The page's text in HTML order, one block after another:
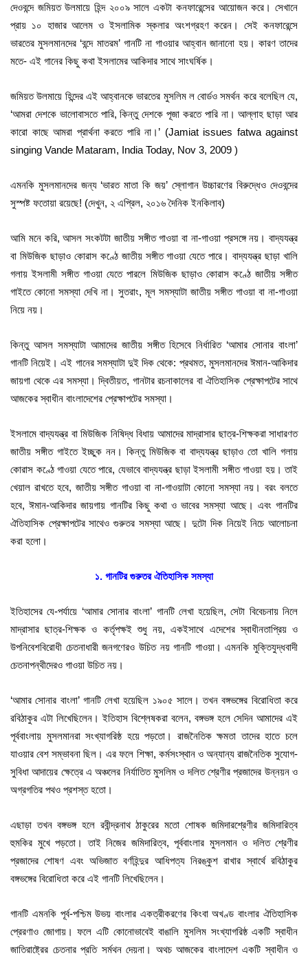
দেওবন্দে জমিয়ত উলমায়ে হিন্দ ২০০৯ সালে একটা কনফারেন্সের আয়োজন করে। সেখানে
প্রায় ১০ হাজার আলেম ও ইসলামিক স্কলার অংশগ্রহণ করেন। সেই কনফারেন্সে
ভারতের মুসলমানদের ‘বন্দে মাতরম’ গানটি না গাওয়ার আহ্বান জানানো হয়। কারণ তাদের
মতে- এই গানের কিছু কথা ইসলামের আকিদার সাথে সাংঘর্ষিক।
জমিয়ত উলমায়ে হিন্দের এই আহ্বানকে ভারতের মুসলিম ল বোর্ডও সমর্থন করে বলেছিল যে,
‘আমরা দেশকে ভালোবাসতে পারি, কিন্তু দেশকে পূজা করতে পারি না। আল্লাহ ছাড়া আর
কারো কাছে আমরা প্রার্থনা করতে পারি না।’ (Jamiat issues fatwa against
singing Vande Mataram, India Today, Nov 3, 2009 )
এমনকি মুসলমানদের জন্য ‘ভারত মাতা কি জয়’ স্লোগান উচ্চারণের বিরুদ্ধেও দেওবন্দের
সুস্পষ্ট ফতোয়া রয়েছে! (দেখুন, ২ এপ্রিল, ২০১৬ দৈনিক ইনকিলাব)
আমি মনে করি, আসল সংকটটা জাতীয় সঙ্গীত গাওয়া বা না-গাওয়া প্রসঙ্গে নয়। বাদ্যযন্ত্র
বা মিউজিক ছাড়াও কোরাস কণ্ঠে জাতীয় সঙ্গীত গাওয়া যেতে পারে। বাদ্যযন্ত্র ছাড়া খালি
গলায় ইসলামী সঙ্গীত গাওয়া যেতে পারলে মিউজিক ছাড়াও কোরাস কণ্ঠে জাতীয় সঙ্গীত
গাইতে কোনো সমস্যা দেখি না। সুতরাং, মূল সমস্যাটা জাতীয় সঙ্গীত গাওয়া বা না-গাওয়া
নিয়ে নয়।
কিন্তু আসল সমস্যাটা আমাদের জাতীয় সঙ্গীত হিসেবে নির্ধারিত ‘আমার সোনার বাংলা’
গানটি নিয়েই। এই গানের সমস্যাটা দুই দিক থেকে: প্রথমত, মুসলমানদের ঈমান-আকিদার
জায়গা থেকে এর সমস্যা। দ্বিতীয়ত, গানটার রচনাকালের বা ঐতিহাসিক প্রেক্ষাপটের সাথে
আজকের স্বাধীন বাংলাদেশের প্রেক্ষাপটের সমস্যা।
ইসলামে বাদ্যযন্ত্র বা মিউজিক নিষিদ্ধ বিধায় আমাদের মাদ্রাসার ছাত্র-শিক্ষকরা সাধারণত
জাতীয় সঙ্গীত গাইতে ইচ্ছুক নন। কিন্তু মিউজিক বা বাদ্যযন্ত্র ছাড়াও তো খালি গলায়
কোরাস কণ্ঠে গাওয়া যেতে পারে, যেভাবে বাদ্যযন্ত্র ছাড়া ইসলামী সঙ্গীত গাওয়া হয়। তাই
খেয়াল রাখতে হবে, জাতীয় সঙ্গীত গাওয়া বা না-গাওয়াটা কোনো সমস্যা নয়। বরং বলতে
হবে, ঈমান-আকিদার জায়গায় গানটির কিছু কথা ও ভাবের সমস্যা আছে। এবং গানটির
ঐতিহাসিক প্রেক্ষাপটের সাথেও গুরুতর সমস্যা আছে। দুটো দিক নিয়েই নিচে আলোচনা
করা হলো।
১. গানটির গুরুতর ঐতিহাসিক সমস্যা
ইতিহাসের যে-পর্যায়ে ‘আমার সোনার বাংলা’ গানটি লেখা হয়েছিল, সেটা বিবেচনায় নিলে
মাদ্রাসার ছাত্র-শিক্ষক ও কর্তৃপক্ষই শুধু নয়, একইসাথে এদেশের স্বাধীনতাপ্রিয় ও
উপনিবেশবিরোধী চেতনাধারী জনগণেরও উচিত নয় গানটি গাওয়া। এমনকি মুক্তিযুদ্ধবাদী
চেতনাপন্থীদেরও গাওয়া উচিত নয়।
‘আমার সোনার বাংলা’ গানটি লেখা হয়েছিল ১৯০৫ সালে। তখন বঙ্গভঙ্গের বিরোধিতা করে
রবিঠাকুর এটা লিখেছিলেন। ইতিহাস বিশ্লেষকরা বলেন, বঙ্গভঙ্গ হলে সেদিন আমাদের এই
পূর্ববাংলায় মুসলমানরা সংখ্যাগরিষ্ঠ হয়ে পড়তো। রাজনৈতিক ক্ষমতা তাদের হাতে চলে
যাওয়ার বেশ সম্ভাবনা ছিল। এর ফলে শিক্ষা, কর্মসংস্থান ও অন্যান্য রাজনৈতিক সুযোগ-
সুবিধা আদায়ের ক্ষেত্রে এ অঞ্চলের নির্যাতিত মুসলিম ও দলিত শ্রেণীর প্রজাদের উন্নয়ন ও
অগ্রগতির পথও প্রশস্ত হতো।
এছাড়া তখন বঙ্গভঙ্গ হলে রবীন্দ্রনাথ ঠাকুরের মতো শোষক জমিদারশ্রেণীর জমিদারিত্ব
হুমকির মুখে পড়তো। তাই নিজের জমিদারিত্ব, পূর্ববাংলার মুসলমান ও দলিত শ্রেণীর
প্রজাদের শোষণ এবং অভিজাত বর্ণহিন্দুর আধিপত্য নিরঙ্কুশ রাখার স্বার্থে রবিঠাকুর
বঙ্গভঙ্গের বিরোধিতা করে এই গানটি লিখেছিলেন।
গানটি এমনকি পূর্ব-পশ্চিম উভয় বাংলার একত্রীকরণের কিংবা অখণ্ড বাংলার ঐতিহাসিক
প্রেরণাও জোগায়। ফলে এটি কোনোভাবেই বাঙালি মুসলিম সংখ্যাগরিষ্ঠ একটি স্বাধীন
জাতিরাষ্ট্রের চেতনার প্রতি সর্মথন দেয়না। অথচ আজকের বাংলাদেশ একটি স্বাধীন ও